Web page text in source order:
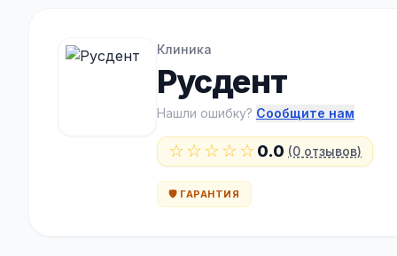
Клиника
Русдент
Нашли ошибку? Сообщите нам
☆☆☆☆☆0.0 (0 отзывов)
🛡️ ГАРАНТИЯ